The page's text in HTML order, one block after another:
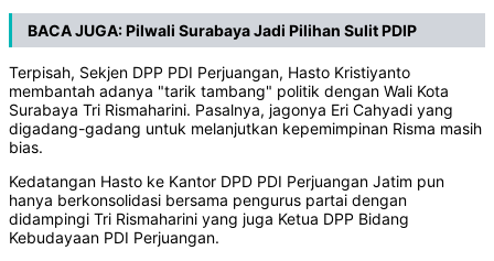
BACA JUGA:Pilwali Surabaya Jadi Pilihan Sulit PDIP
Terpisah, Sekjen DPP PDI Perjuangan, Hasto Kristiyanto
membantah adanya "tarik tambang" politik dengan Wali Kota
Surabaya Tri Rismaharini. Pasalnya, jagonya Eri Cahyadi yang
digadang-gadang untuk melanjutkan kepemimpinan Risma masih
bias.
Kedatangan Hasto ke Kantor DPD PDI Perjuangan Jatim pun
hanya berkonsolidasi bersama pengurus partai dengan
didampingi Tri Rismaharini yang juga Ketua DPP Bidang
Kebudayaan PDI Perjuangan.